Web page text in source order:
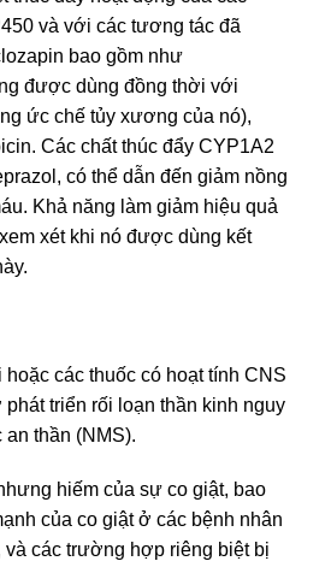
và với các tương tác đã
bao gồm như
được dùng đồng thời với
ức chế tủy xương của nó),
Các chất thúc đẩy CYP1A2
có thể dẫn đến giảm nồng
Khả năng làm giảm hiệu quả
xét khi nó được dùng kết
các thuốc có hoạt tính CNS
triển rối loạn thần kinh nguy
an thần (NMS).
hiếm của sự co giật, bao
của co giật ở các bệnh nhân
và các trường hợp riêng biệt bị